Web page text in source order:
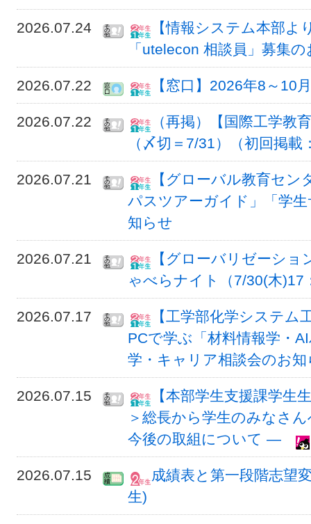
2026.07.24
【情報システム本部
「utelecon 相談員」募集
2026.07.22 【窓口】2026年8～10
2026.07.22
（再掲）【国際工学教
（〆切＝7/31）（初回掲載
2026.07.21
【グローバル教育セ
パスツアーガイド」「学
知らせ
2026.07.21
【グローバリゼーシ
ゃべらナイト（7/30(木)17
2026.07.17
【工学部化学システム
PCで学ぶ「材料情報学・
学・キャリア相談会のお知
2026.07.15
【本部学生支援課学生
＞総長から学生のみなさ
今後の取組について ―
2026.07.15
成績表と第一段階志望
生)